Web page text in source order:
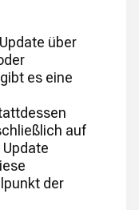
über
es eine
auf
der